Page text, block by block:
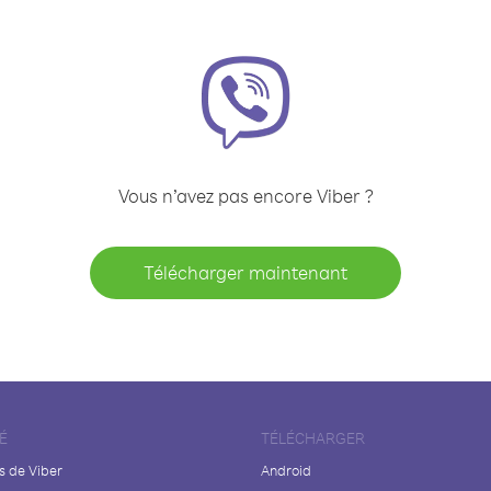
Vous n’avez pas encore Viber ?
Télécharger maintenant
de Viber
TÉLÉCHARGER
Android